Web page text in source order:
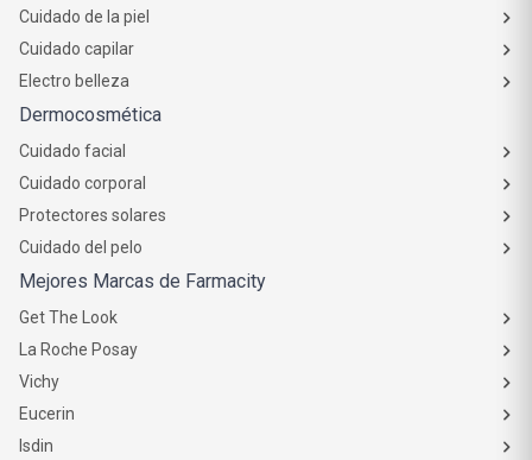
Cuidado de la piel
Cuidado capilar
Electro belleza
Dermocosmética
Cuidado facial
Cuidado corporal
Protectores solares
Cuidado del pelo
Mejores Marcas de Farmacity
Get The Look
La Roche Posay
Vichy
Eucerin
Isdin